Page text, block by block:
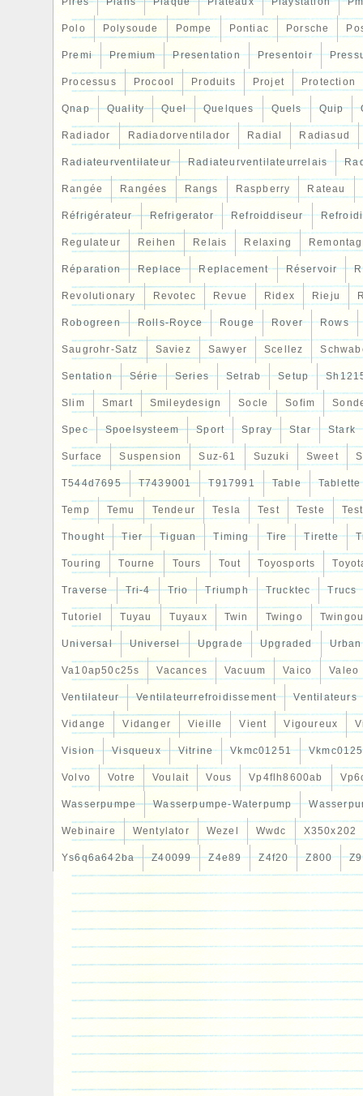
Polo Polysoude Pompe Pontiac Porsche
Premi Premium Presentation Presentoir
Processus Procool Produits Projet Protection
Qnap Quality Quel Quelques Quels Quip
Radiador Radiadorventilador Radial Radiasud
Radiateurventilateur Radiateurventilateurrelais
Rangée Rangées Rangs Raspberry Rateau
Réfrigérateur Refrigerator Refroiddiseur Refroidi
Regulateur Reihen Relais Relaxing
Réparation Replace Replacement Réservoir
Revolutionary Revotec Revue Ridex Rieju
Robogreen Rolls-Royce Rouge Rover Rows
Saugrohr-Satz Saviez Sawyer Scellez
Sentation Série Series Setrab Setup
Slim Smart Smileydesign Socle Sofim
Spec Spoelsysteem Sport Spray Star Stark
Surface Suspension Suz-61 Suzuki Sweet
T544d7695 T7439001 T917991 Table Tablette
Temp Temu Tendeur Tesla Test Teste
Thought Tier Tiguan Timing Tire Tirette
Touring Tourne Tours Tout Toyosports
Traverse Tri-4 Trio Triumph Trucktec Trucs
Tutoriel Tuyau Tuyaux Twin Twingo
Universal Universel Upgrade Upgraded Urban
Va10ap50c25s Vacances Vacuum Vaico Valeo
Ventilateur Ventilateurrefroidissement Ventilateurs
Vidange Vidanger Vieille Vient Vigoureux
Vision Visqueux Vitrine Vkmc01251
Volvo Votre Voulait Vous Vp4flh8600ab
Wasserpumpe Wasserpumpe-Waterpump
Webinaire Wentylator Wezel Wwdc X350x202
Ys6q6a642ba Z40099 Z4e89 Z4f20 Z800
Transmission: Manuel
Produit Classe Description: Radiateurs